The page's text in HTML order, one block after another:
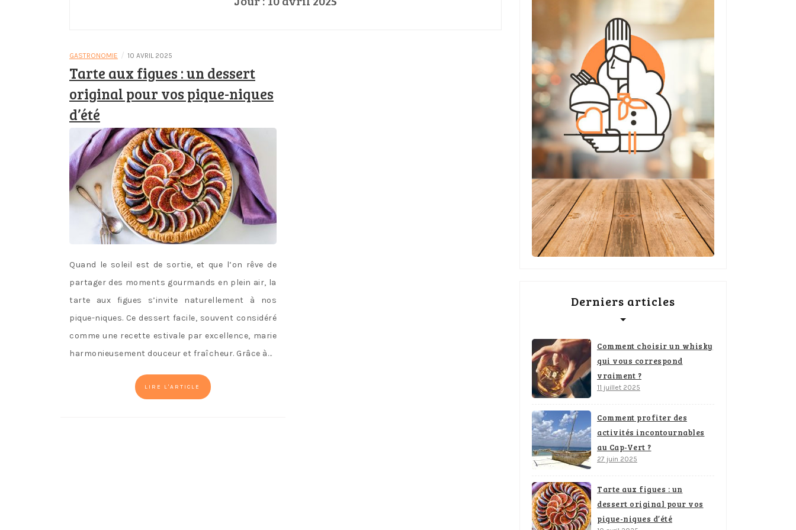
GASTRONOMIE / 10 AVRIL 2025
Tarte aux figues : un dessert
original pour vos pique-niques
d’été
Quand le soleil est de sortie, et que l’on rêve de
partager des moments gourmands en plein air, la
tarte aux figues s’invite naturellement à nos
pique-niques. Ce dessert facile, souvent considéré
comme une recette estivale par excellence, marie
harmonieusement douceur et fraîcheur. Grâce à…
LIRE L'ARTICLE
Derniers articles
Comment choisir un whisky
qui vous correspond
vraiment ?
11 juillet 2025
Comment profiter des
activités incontournables
au Cap-Vert ?
27 juin 2025
Tarte aux figues : un
dessert original pour vos
pique-niques d’été